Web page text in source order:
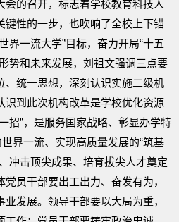
的召开，标志着学校教育科技人
键性的一步，也吹响了全校上下锚
界一流大学”目标，奋力开局“十五
势和未来发展，刘祖文强调三点要
、统一思想，深刻认识实施二级机
识到此次机构改革是学校优化资源
招”，是服务国家战略、彰显办学特
界一流、实现高质量发展的“筑基
冲击顶尖成果、培育拔尖人才奠定
员干部要出工出力、奋发有为，
发展。领导干部要以大局为重，